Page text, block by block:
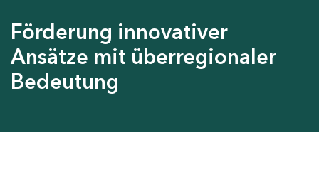
Förderung innovativer
Ansätze mit überregionaler
Bedeutung